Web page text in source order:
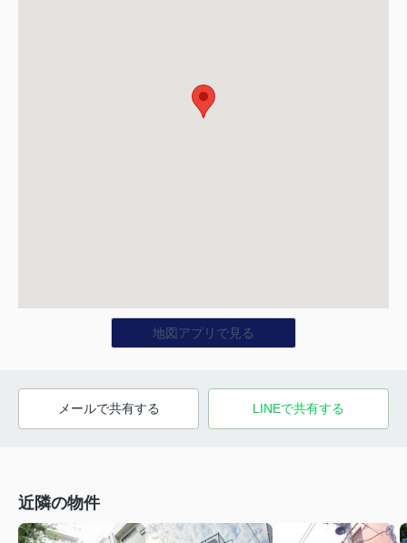
地図アプリで見る
メールで共有する LINEで共有する
近隣の物件